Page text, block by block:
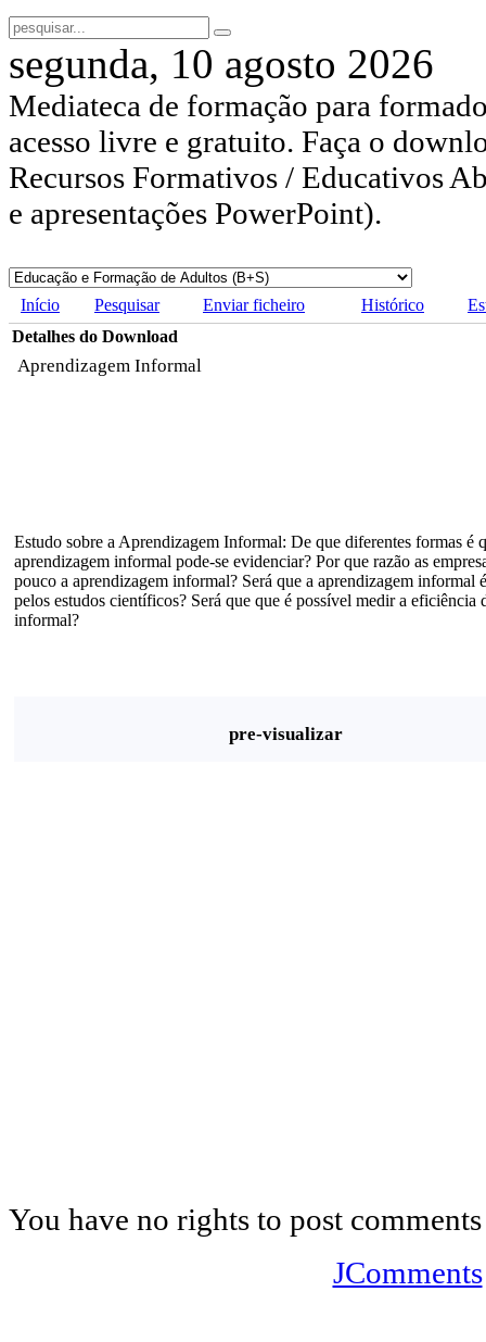
segunda, 10 agosto 2026
Mediateca de formação para
acesso livre e gratuito. Faça o
Recursos Formativos / Educativos
e apresentações PowerPoint).
Início Pesquisar Enviar ficheiro Histórico
Detalhes do Download
Aprendizagem Informal
Estudo sobre a Aprendizagem Informal: De que diferentes formas é
aprendizagem informal pode-se evidenciar? Por que razão as
pouco a aprendizagem informal? Será que a aprendizagem informal
pelos estudos científicos? Será que que é possível medir a eficiência
informal?
pre-visualizar
You have no rights to post comments
JComments